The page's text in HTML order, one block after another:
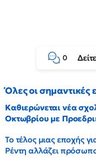
0
Όλες οι σημαντικές
Καθιερώνεται νέα
Οκτωβρίου με
Το τέλος μιας εποχής
Ρέντη αλλάζει